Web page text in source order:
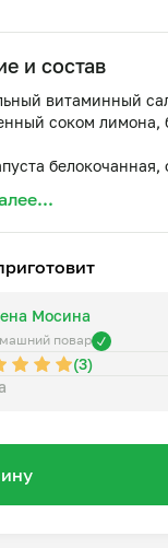
и состав
витаминный
соком лимона,
Мосина
повар
(3)